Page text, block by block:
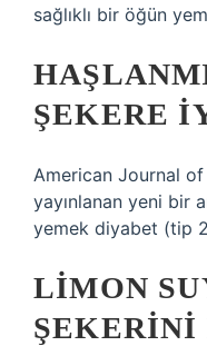
sağlıklı bir öğün
ŞEKERE
American Journal
yayınlanan yeni bir
yemek diyabet (tip
LIMON
ŞEKERINI